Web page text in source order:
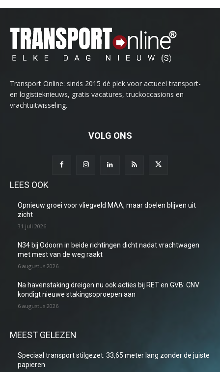
Transport Online: sinds 2015 dé plek voor actueel transport-
en logistieknieuws, gratis vacatures, truckoccasions en
vrachtuitwisseling.
VOLG ONS
LEES OOK
Opnieuw groei voor vliegveld MAA, maar doelen blijven uit
zicht
31 juli 2026
N34 bij Odoorn in beide richtingen dicht nadat vrachtwagen
met mest van de weg raakt
6 augustus 2026
Na havenstaking dreigen nu ook acties bij RET en GVB: CNV
kondigt nieuwe stakingsoproepen aan
6 augustus 2026
MEEST GELEZEN
Speciaal transport stilgezet: 33,65 meter lang zonder de juiste
papieren